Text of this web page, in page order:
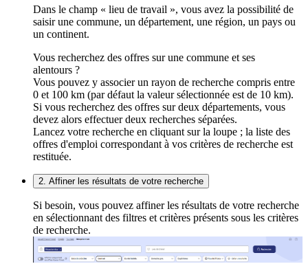
Dans le champ « lieu de travail », vous avez la possibilité de
saisir une commune, un département, une région, un pays ou
un continent.
Vous recherchez des offres sur une commune et ses
alentours ?
Vous pouvez y associer un rayon de recherche compris entre
0 et 100 km (par défaut la valeur sélectionnée est de 10 km).
Si vous recherchez des offres sur deux départements, vous
devez alors effectuer deux recherches séparées.
Lancez votre recherche en cliquant sur la loupe ; la liste des
offres d'emploi correspondant à vos critères de recherche est
restituée.
2. Affiner les résultats de votre recherche
Si besoin, vous pouvez affiner les résultats de votre recherche
en sélectionnant des filtres et critères présents sous les critères
de recherche.